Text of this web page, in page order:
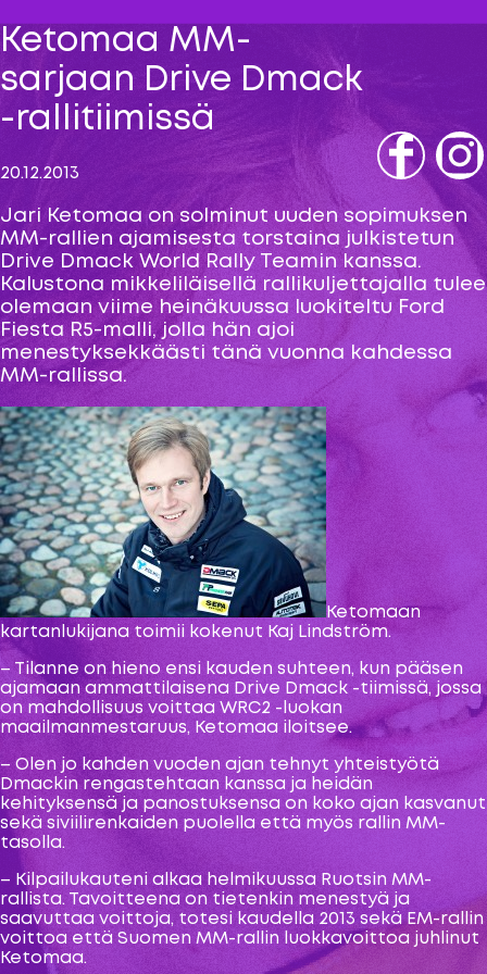
Ketomaa MM-
sarjaan Drive Dmack
-rallitiimissä
20.12.2013
Jari Ketomaa on solminut uuden sopimuksen
MM-rallien ajamisesta torstaina julkistetun
Drive Dmack World Rally Teamin kanssa.
Kalustona mikkeliläisellä rallikuljettajalla tulee
olemaan viime heinäkuussa luokiteltu Ford
Fiesta R5-malli, jolla hän ajoi
menestyksekkäästi tänä vuonna kahdessa
MM-rallissa.
Ketomaan
kartanlukijana toimii kokenut Kaj Lindström.
– Tilanne on hieno ensi kauden suhteen, kun pääsen
ajamaan ammattilaisena Drive Dmack -tiimissä, jossa
on mahdollisuus voittaa WRC2 -luokan
maailmanmestaruus, Ketomaa iloitsee.
– Olen jo kahden vuoden ajan tehnyt yhteistyötä
Dmackin rengastehtaan kanssa ja heidän
kehityksensä ja panostuksensa on koko ajan kasvanut
sekä siviilirenkaiden puolella että myös rallin MM-
tasolla.
– Kilpailukauteni alkaa helmikuussa Ruotsin MM-
rallista. Tavoitteena on tietenkin menestyä ja
saavuttaa voittoja, totesi kaudella 2013 sekä EM-rallin
voittoa että Suomen MM-rallin luokkavoittoa juhlinut
Ketomaa.